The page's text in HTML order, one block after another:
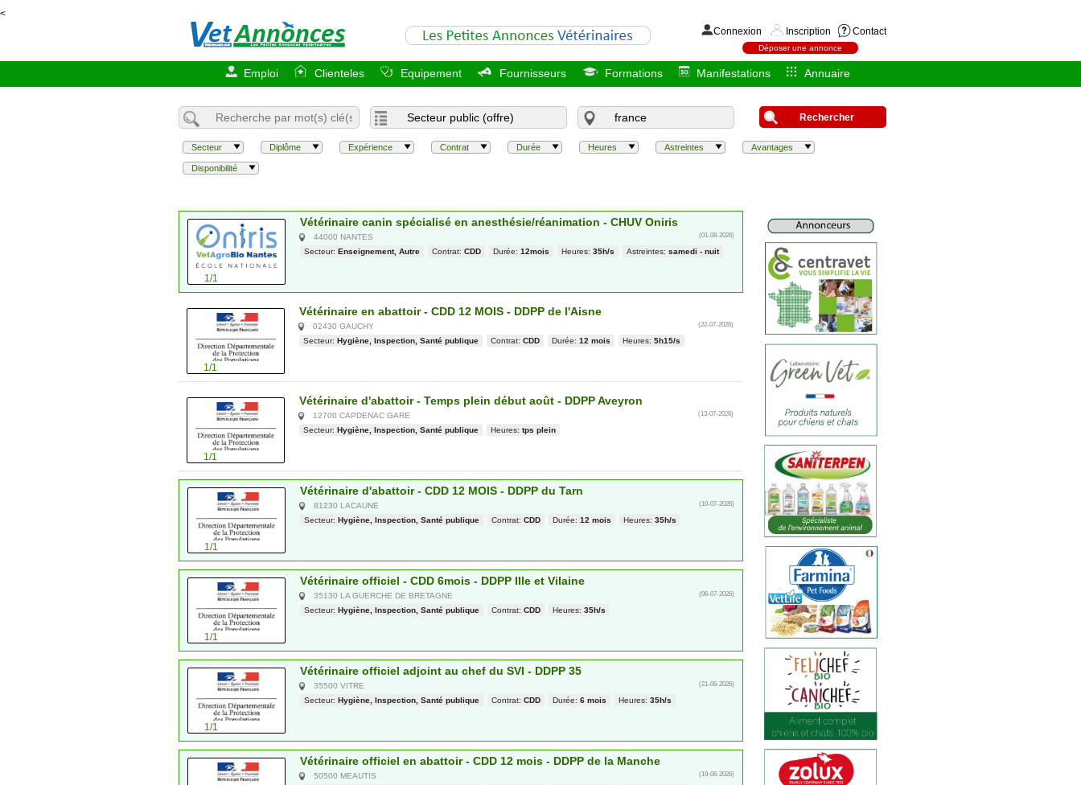
<
Déposer une annonce
Connexion Inscription Contact
Emploi Clienteles Equipement Fournisseurs Formations Manifestations Annuaire
Secteur Diplôme Expérience Contrat Durée Heures Astreintes Avantages
Disponibilité
Rechercher
1/1
Vétérinaire canin spécialisé en anesthésie/réanimation - CHUV Oniris
44000 NANTES (01-08-2026)
Secteur: Enseignement, Autre Contrat: CDD Durée: 12mois Heures: 35h/s Astreintes: samedi - nuit
1/1
Vétérinaire en abattoir - CDD 12 MOIS - DDPP de l'Aisne
02430 GAUCHY (22-07-2026)
Secteur: Hygiène, Inspection, Santé publique Contrat: CDD Durée: 12 mois Heures: 5h15/s
1/1
Vétérinaire d'abattoir - Temps plein début août - DDPP Aveyron
12700 CAPDENAC GARE (13-07-2026)
Secteur: Hygiène, Inspection, Santé publique Heures: tps plein
1/1
Vétérinaire d'abattoir - CDD 12 MOIS - DDPP du Tarn
81230 LACAUNE (10-07-2026)
Secteur: Hygiène, Inspection, Santé publique Contrat: CDD Durée: 12 mois Heures: 35h/s
1/1
Vétérinaire officiel - CDD 6mois - DDPP Ille et Vilaine
35130 LA GUERCHE DE BRETAGNE (06-07-2026)
Secteur: Hygiène, Inspection, Santé publique Contrat: CDD Heures: 35h/s
1/1
Vétérinaire officiel adjoint au chef du SVI - DDPP 35
35500 VITRE (21-06-2026)
Secteur: Hygiène, Inspection, Santé publique Contrat: CDD Durée: 6 mois Heures: 35h/s
Vétérinaire officiel en abattoir - CDD 12 mois - DDPP de la Manche
50500 MEAUTIS (19-06-2026)